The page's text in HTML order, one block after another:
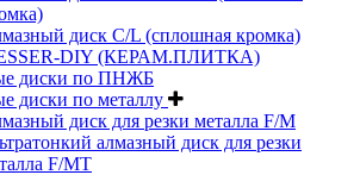
диск C/L (сплошная кромка)
DIY (КЕРАМ.ПЛИТКА)
диски по ПНЖБ
диски по металлу
диск для резки металла F/M
алмазный диск для резки
F/MT